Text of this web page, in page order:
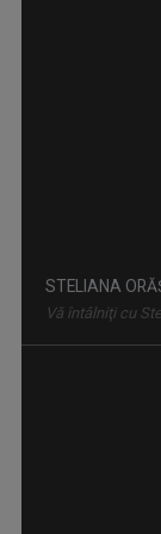
Un nou remediu
STELIANA
Vă întâlniţi cu
VLAD LUCIAN
Prezintă